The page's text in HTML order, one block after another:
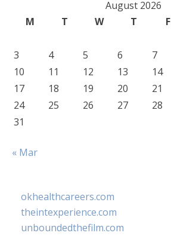
August 2026
M
T W T F
3
4 5 6 7
10
11 12 13 14
17
18 19 20 21
24
25 26 27 28
31
« Mar
okhealthcareers.com
theintexperience.com
unboundedthefilm.com